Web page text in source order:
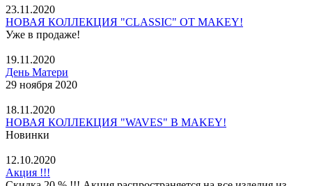
23.11.2020
НОВАЯ КОЛЛЕКЦИЯ "CLASSIC" ОТ MAKEY!
Уже в продаже!
19.11.2020
День Матери
29 ноября 2020
18.11.2020
НОВАЯ КОЛЛЕКЦИЯ "WAVES" В MAKEY!
Новинки
12.10.2020
Акция !!!